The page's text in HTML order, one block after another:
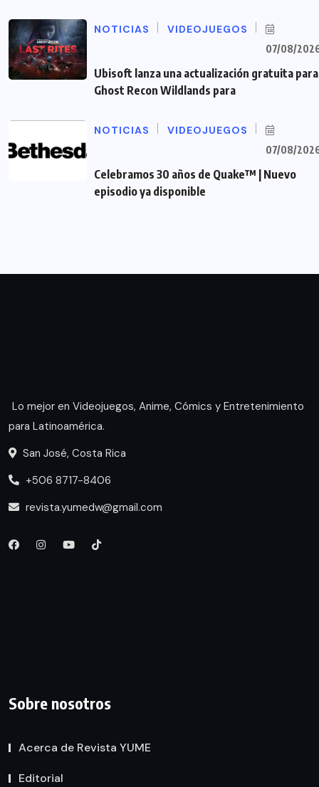
NOTICIAS VIDEOJUEGOS
07/08/
Ubisoft lanza una actualización gratuita para
Ghost Recon Wildlands para
NOTICIAS VIDEOJUEGOS
07/08/
Celebramos 30 años de Quake™ | Nuevo
episodio ya disponible
Lo mejor en Videojuegos, Anime, Cómics y Entretenimiento
para Latinoamérica.
San José, Costa Rica
+506 8717-8406
revista.yumedw@gmail.com
Sobre nosotros
Acerca de Revista YUME
Editorial